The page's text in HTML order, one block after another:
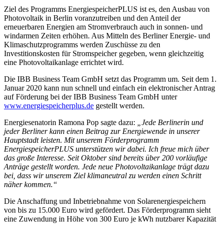
Ziel des Programms EnergiespeicherPLUS ist es, den Ausbau von
Photovoltaik in Berlin voranzutreiben und den Anteil der
erneuerbaren Energien am Stromverbrauch auch in sonnen- und
windarmen Zeiten erhöhen. Aus Mitteln des Berliner Energie- und
Klimaschutzprogramms werden Zuschüsse zu den
Investitionskosten für Stromspeicher gegeben, wenn gleichzeitig
eine Photovoltaikanlage errichtet wird.
Die IBB Business Team GmbH setzt das Programm um. Seit dem 1.
Januar 2020 kann nun schnell und einfach ein elektronischer Antrag
auf Förderung bei der IBB Business Team GmbH unter
www.energiespeicherplus.de gestellt werden.
Energiesenatorin Ramona Pop sagte dazu:
„Jede Berlinerin und
jeder Berliner kann einen Beitrag zur Energiewende in unserer
Hauptstadt leisten. Mit unserem Förderprogramm
EnergiespeicherPLUS unterstützen wir dabei. Ich freue mich über
das große Interesse. Seit Oktober sind bereits über 200 vorläufige
Anträge gestellt worden. Jede neue Photovoltaikanlage trägt dazu
bei, dass wir unserem Ziel klimaneutral zu werden einen Schritt
näher kommen.“
Die Anschaffung und Inbetriebnahme von Solarenergiespeichern
von bis zu 15.000 Euro wird gefördert. Das Förderprogramm sieht
eine Zuwendung in Höhe von 300 Euro je kWh nutzbarer Kapazität